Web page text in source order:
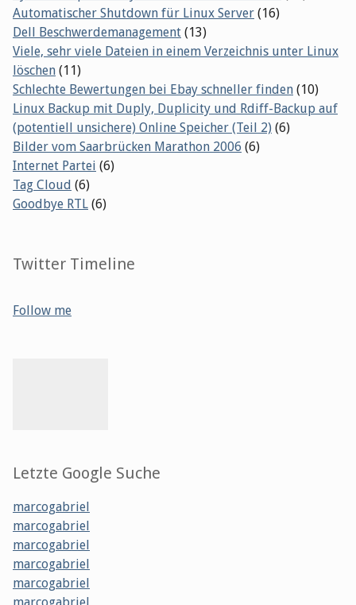
Automatischer Shutdown für Linux Server (16)
Dell Beschwerdemanagement (13)
Viele, sehr viele Dateien in einem Verzeichnis unter Linux
löschen (11)
Schlechte Bewertungen bei Ebay schneller finden (10)
Linux Backup mit Duply, Duplicity und Rdiff-Backup auf
(potentiell unsichere) Online Speicher (Teil 2) (6)
Bilder vom Saarbrücken Marathon 2006 (6)
Internet Partei (6)
Tag Cloud (6)
Goodbye RTL (6)
Twitter Timeline
Follow me
Letzte Google Suche
marcogabriel
marcogabriel
marcogabriel
marcogabriel
marcogabriel
marcogabriel